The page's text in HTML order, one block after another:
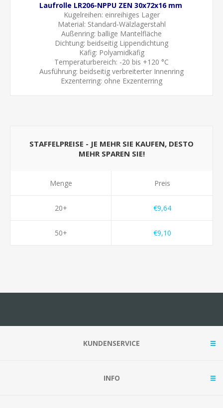
Laufrolle LR206-NPPU ZEN 30x72x16 mm
Kugelreihen: einreihiges Lager
Material: Standard-Wälzlagerstahl
Außenring: ballige Mantelfläche
Dichtung: beidseitig Lippendichtung
Käfig: Polyamidkäfig
Temperaturbereich: -20 bis +120 °C
Ausführung: beidseitig verbreiterter Innenring
Exzenterring: ohne Exzenterring
STAFFELPREISE - JE MEHR SIE KAUFEN, DESTO
MEHR SPAREN SIE!
Menge
20+
50+
Preis
€9,64
€9,10
KUNDENSERVICE
INFO